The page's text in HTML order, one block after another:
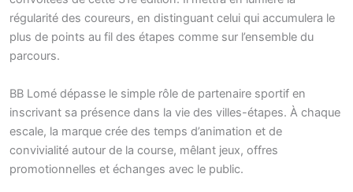
régularité des coureurs, en distinguant celui qui accumulera le
plus de points au fil des étapes comme sur l’ensemble du
parcours.
BB Lomé dépasse le simple rôle de partenaire sportif en
inscrivant sa présence dans la vie des villes-étapes. À chaque
escale, la marque crée des temps d’animation et de
convivialité autour de la course, mêlant jeux, offres
promotionnelles et échanges avec le public.